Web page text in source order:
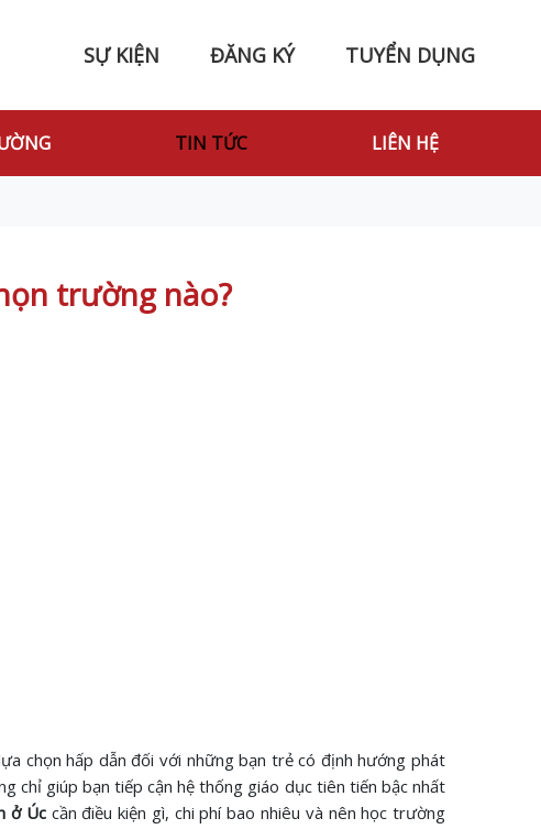
SỰ KIỆN ĐĂNG KÝ TUYỂN DỤNG
TIN TỨC LIÊN HỆ
trường nào?
chọn hấp dẫn đối với những bạn trẻ có định hướng phát
chỉ giúp bạn tiếp cận hệ thống giáo dục tiên tiến bậc nhất
ở Úccần điều kiện gì, chi phí bao nhiêu và nên học trường